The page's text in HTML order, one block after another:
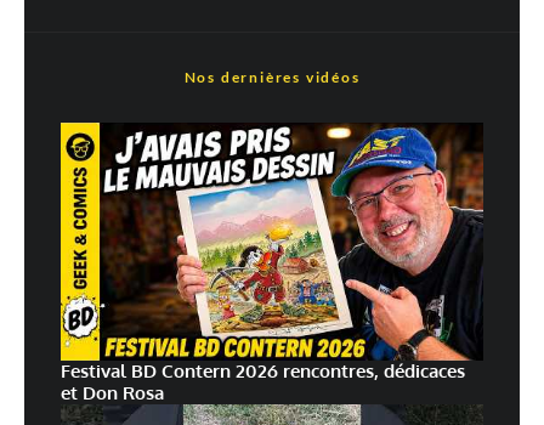
Nos dernières vidéos
Festival BD Contern 2026 rencontres, dédicaces
et Don Rosa